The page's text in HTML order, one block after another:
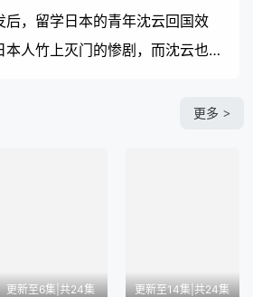
，留学日本的青年沈云回国效
人竹上灭门的惨剧，而沈云也被
琳分手，并改名华明翰，加入中
翰，而华明翰心中却只有吴楚琳。
更多 >
更新至6集|共24集 更新至14集|共24集